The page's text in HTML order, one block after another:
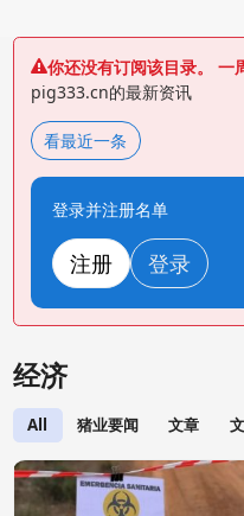
你还没有订阅该目录。 一
pig333.cn的最新资讯
看最近一条
登录并注册名单
注册 登录
经济
All 猪业要闻 文章